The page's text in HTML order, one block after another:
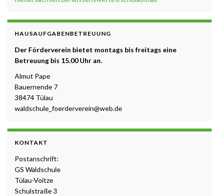
HAUSAUFGABENBETREUUNG
Der Förderverein bietet montags bis freitags eine
Betreuung bis 15.00 Uhr an.
Almut Pape
Bauernende 7
38474 Tülau
waldschule_foerderverein@web.de
KONTAKT
Postanschrift:
GS Waldschule
Tülau-Voitze
Schulstraße 3